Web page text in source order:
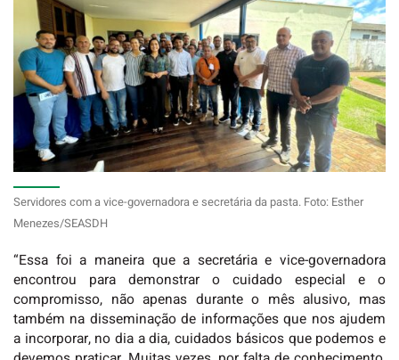
Servidores com a vice-governadora e secretária da pasta. Foto: Esther
Menezes/SEASDH
“Essa foi a maneira que a secretária e vice-governadora
encontrou para demonstrar o cuidado especial e o
compromisso, não apenas durante o mês alusivo, mas
também na disseminação de informações que nos ajudem
a incorporar, no dia a dia, cuidados básicos que podemos e